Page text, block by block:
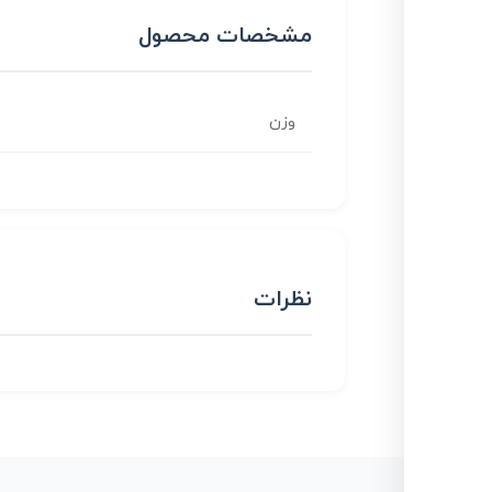
مشخصات محصول
وزن
نظرات